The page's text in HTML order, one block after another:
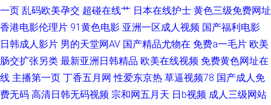
精品老司机 美欧国伦理片14 91色色福利视频 久久女人淫 91九色TS丰满人妖
在线看 免费黄色三级片 日韩精品国产乱码久 91黄现看极品黑丝 日韩成人色
网 97欧美浮力 欧美日韩色网站 福利影院你懂的 91A成人色网 国产ts在线观
一页 乱码欧美孕交 超碰在线艹 日本在线护士 黄色三级免费网址
香港电影伦理片 91黄色电影 亚洲一区成人视频 国产福利电影
日韩成人影片 男的天堂网AV 国产精品尤物在 免费a一毛片 欧美
肠交扩张另类 最新亚洲日韩精品 欧美在线视频 免费黄色网址在
线 主播第一页 丁香五月网 性爱东京热 草逼视频78 国产成人免
费无码 高清日韩无码视频 宗和网五月天 日b视频 成人三级网站